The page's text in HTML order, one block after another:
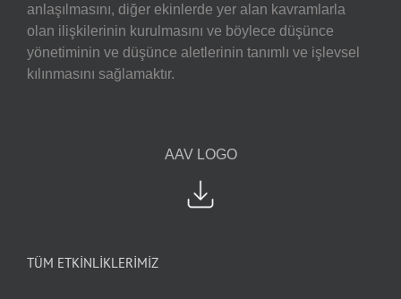
anlaşılmasını, diğer ekinlerde yer alan kavramlarla
olan ilişkilerinin kurulmasını ve böylece düşünce
yönetiminin ve düşünce aletlerinin tanımlı ve işlevsel
kılınmasını sağlamaktır.
AAV LOGO
TÜM ETKİNLİKLERİMİZ